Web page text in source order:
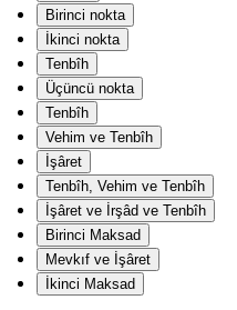
Birinci nokta
İkinci nokta
Tenbîh
Üçüncü nokta
Tenbîh
Vehim ve Tenbîh
İşâret
Tenbîh, Vehim ve Tenbîh
İşâret ve İrşâd ve Tenbîh
Birinci Maksad
Mevkıf ve İşâret
İkinci Maksad